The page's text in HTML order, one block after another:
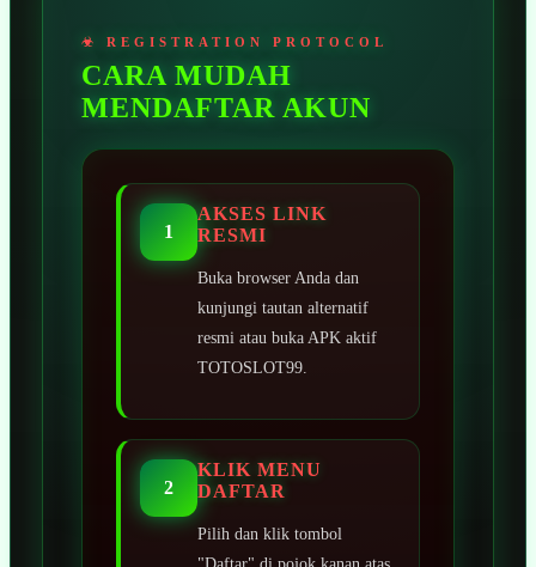
CARA MUDAH
MENDAFTAR AKUN
1
AKSES LINK
RESMI
Buka browser Anda dan
kunjungi tautan alternatif
resmi atau buka APK aktif
TOTOSLOT99.
2
KLIK MENU
DAFTAR
Pilih dan klik tombol